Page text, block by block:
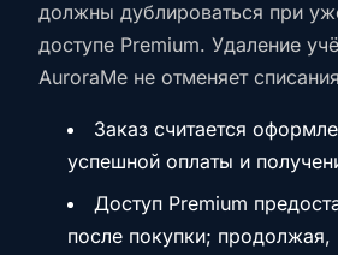
должны дублироваться при
доступе Premium. Удаление
AuroraMe не отменяет
Заказ считается
успешной оплаты и
Доступ Premium
после покупки;